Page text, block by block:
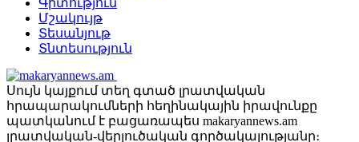
Գիտություն
Մշակույթ
Տեսանյութ
Տնտեսություն
Սույն կայքում տեղ գտած լրատվական
հրապարակումների հեղինակային իրավունքը
պատկանում է բացառապես makaryannews.am
լրատվական-վերլուծական գործակալությանը։